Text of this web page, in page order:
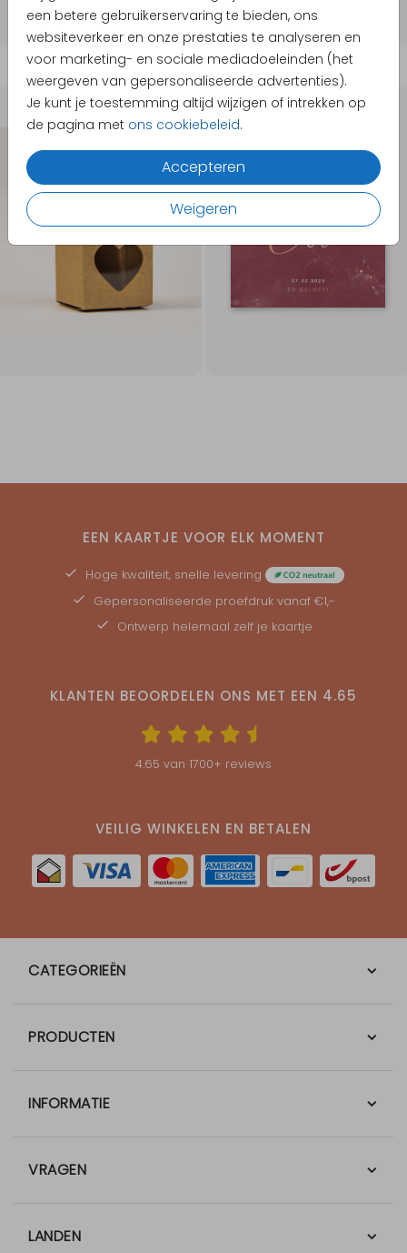
een betere gebruikerservaring te bieden, ons
websiteverkeer en onze prestaties te analyseren en
voor marketing- en sociale mediadoeleinden (het
weergeven van gepersonaliseerde advertenties).
Je kunt je toestemming altijd wijzigen of intrekken op
de pagina met ons cookiebeleid.
Accepteren
Weigeren
Ø 35 MM ROSÉGOUDFOLIE
EEN KAARTJE VOOR ELK MOMENT
Hoge kwaliteit, snelle levering
Gepersonaliseerde proefdruk vanaf €1,-
Ontwerp helemaal zelf je kaartje
KLANTEN BEOORDELEN ONS MET EEN 4.65
4.65 van 1700+ reviews
VEILIG WINKELEN EN BETALEN
CATEGORIEËN
PRODUCTEN
INFORMATIE
VRAGEN
LANDEN